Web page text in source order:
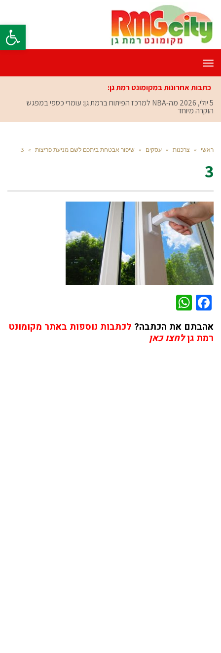
פתח
תפריט
כתבות אחרונות במקומונט רמת גן:
5 יולי, 2026
מה-NBA למרכז הפיתוח ברמת גן: עומרי כספי במפגש
הוקרה מיוחד
ראשי » צרכנות » עסקים » שיפור אבטחת ביתכם לשם מניעת פריצות »
3
3
Facebook
אהבתם את הכתבה? לכתבות נוספות באתר מקומונט
רמת גןלחצו כאן